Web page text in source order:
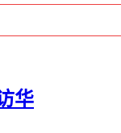
华